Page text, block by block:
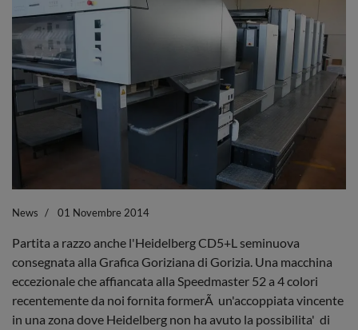
News 01 Novembre 2014
Partita a razzo anche l'Heidelberg CD5+L seminuova
consegnata alla Grafica Goriziana di Gorizia. Una macchina
eccezionale che affiancata alla Speedmaster 52 a 4 colori
recentemente da noi fornita formerÃ un'accoppiata vincente
in una zona dove Heidelberg non ha avuto la possibilita' di